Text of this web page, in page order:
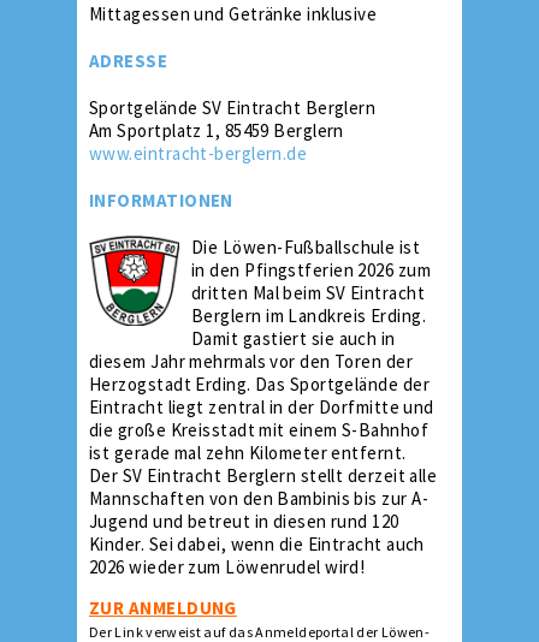
Mittagessen und Getränke inklusive
ADRESSE
Sportgelände SV Eintracht Berglern
Am Sportplatz 1, 85459 Berglern
www.eintracht-berglern.de
INFORMATIONEN
Die Löwen-Fußballschule ist
in den Pfingstferien 2026 zum
dritten Mal beim SV Eintracht
Berglern im Landkreis Erding.
Damit gastiert sie auch in
diesem Jahr mehrmals vor den Toren der
Herzogstadt Erding. Das Sportgelände der
Eintracht liegt zentral in der Dorfmitte und
die große Kreisstadt mit einem S-Bahnhof
ist gerade mal zehn Kilometer entfernt.
Der SV Eintracht Berglern stellt derzeit alle
Mannschaften von den Bambinis bis zur A-
Jugend und betreut in diesen rund 120
Kinder. Sei dabei, wenn die Eintracht auch
2026 wieder zum Löwenrudel wird!
ZUR ANMELDUNG
Der Link verweist auf das Anmeldeportal der Löwen-